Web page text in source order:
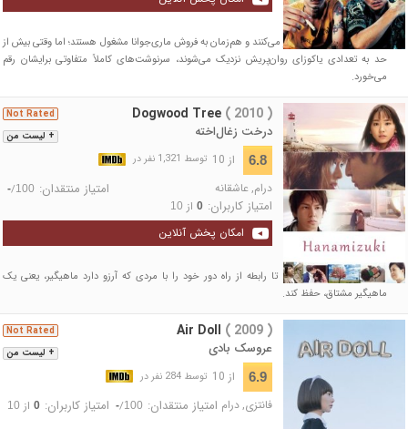
دو تنبل در یک بار شبانه کار می‌کنند و هم‌زمان به فروش ماری‌جوانا مشغول هستند؛ اما وقتی بیش از
حد به تعدادی یاکوزای روان‌پریش نزدیک می‌شوند، سرنوشت‌های کاملاً متفاوتی برایشان رقم
می‌خورد.
+ لیست من
Not Rated Dogwood Tree ( 2010 )
درخت زغال‌اخته
6.8 از 10 توسط 1,321 نفر در
درام, عاشقانه امتیاز منتقدان: -/100
امتیاز کاربران: 0از 10
امکان پخش آنلاین
دختر جوانی تلاش می‌کند تا رابطه از راه دور خود را با مردی که آرزو دارد ماهیگیر، یعنی یک
ماهیگیر مشتاق، حفظ کند.
+ لیست من
Not Rated Air Doll ( 2009 )
عروسک بادی
6.9 از 10 توسط 284 نفر در
فانتزی,درام امتیاز منتقدان: -/100 امتیاز کاربران: 0از 10